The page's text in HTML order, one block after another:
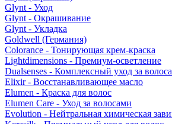
Glynt - Уход
Glynt - Окрашивание
Glynt - Укладка
Goldwell (Германия)
Colorance - Тонирующая крем-краска
Lightdimensions - Премиум-осветление
Dualsenses - Комплексный уход за
Elixir - Восстанавливающее масло
Elumen - Краска для волос
Elumen Care - Уход за волосами
Evolution - Нейтральная химическая